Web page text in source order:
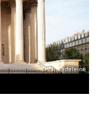
© La Madeleine